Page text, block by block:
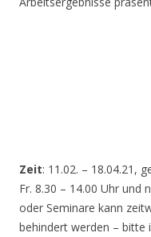
Zeit: 11.02. – 18.04.21,
Fr. 8.30 – 14.00 Uhr und
oder Seminare kann
behindert werden – bitte